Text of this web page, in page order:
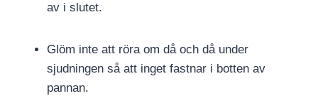
av i slutet.
Glöm inte att röra om då och då under
sjudningen så att inget fastnar i botten av
pannan.